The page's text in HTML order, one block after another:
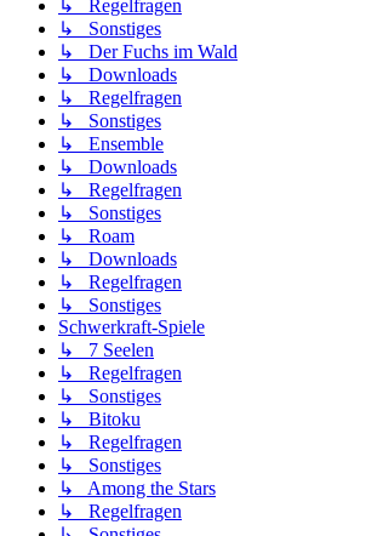
↳ Regelfragen
↳ Sonstiges
↳ Der Fuchs im Wald
↳ Downloads
↳ Regelfragen
↳ Sonstiges
↳ Ensemble
↳ Downloads
↳ Regelfragen
↳ Sonstiges
↳ Roam
↳ Downloads
↳ Regelfragen
↳ Sonstiges
Schwerkraft-Spiele
↳ 7 Seelen
↳ Regelfragen
↳ Sonstiges
↳ Bitoku
↳ Regelfragen
↳ Sonstiges
↳ Among the Stars
↳ Regelfragen